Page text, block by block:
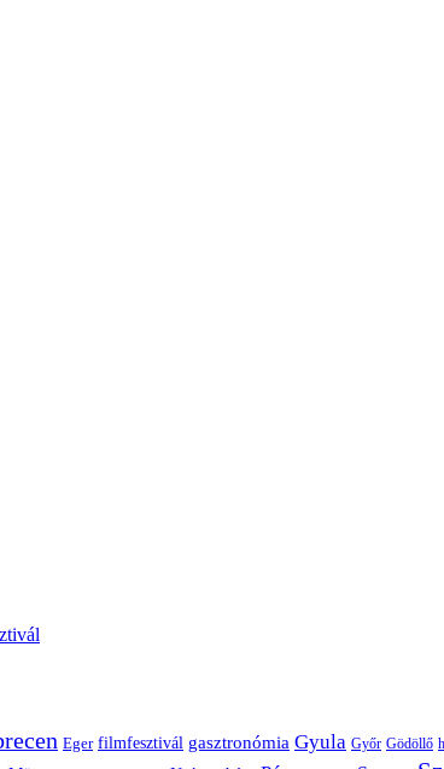
Eger filmfesztivál gasztronómia Gyula Győr Gödöllő